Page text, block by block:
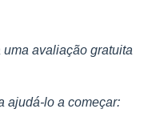
uma avaliação gratuita
ajudá-lo a começar: